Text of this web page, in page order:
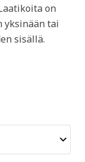
on
yksinään tai
sisällä.